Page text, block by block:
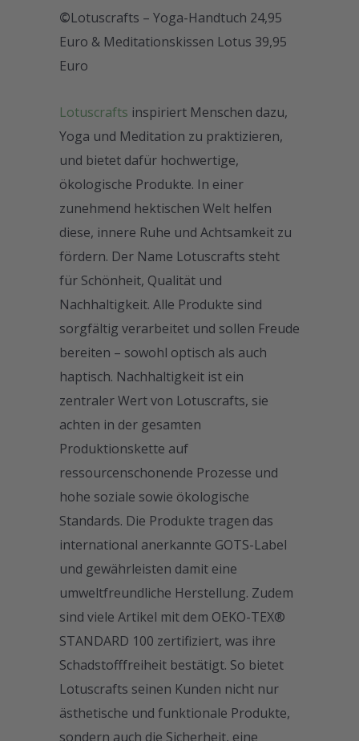
©Lotuscrafts – Yoga-Handtuch 24,95
Euro & Meditationskissen Lotus 39,95
Euro
Lotuscrafts inspiriert Menschen dazu,
Yoga und Meditation zu praktizieren,
und bietet dafür hochwertige,
ökologische Produkte. In einer
zunehmend hektischen Welt helfen
diese, innere Ruhe und Achtsamkeit zu
fördern. Der Name Lotuscrafts steht
für Schönheit, Qualität und
Nachhaltigkeit. Alle Produkte sind
sorgfältig verarbeitet und sollen Freude
bereiten – sowohl optisch als auch
haptisch. Nachhaltigkeit ist ein
zentraler Wert von Lotuscrafts, sie
achten in der gesamten
Produktionskette auf
ressourcenschonende Prozesse und
hohe soziale sowie ökologische
Standards. Die Produkte tragen das
international anerkannte GOTS-Label
und gewährleisten damit eine
umweltfreundliche Herstellung. Zudem
sind viele Artikel mit dem OEKO-TEX®
STANDARD 100 zertifiziert, was ihre
Schadstofffreiheit bestätigt. So bietet
Lotuscrafts seinen Kunden nicht nur
ästhetische und funktionale Produkte,
sondern auch die Sicherheit, eine